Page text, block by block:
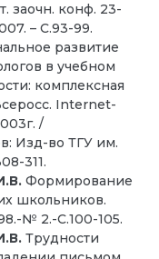
заочн. конф. 23-
– С.93-99.
развитие
в учебном
комплексная
Internet-
/
Изд-во ТГУ им.
311.
Формирование
школьников.
№ 2.-С.100-105.
Трудности